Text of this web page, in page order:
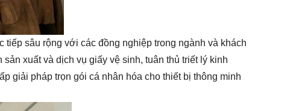
sâu rộng với các đồng nghiệp trong ngành và khách
xuất và dịch vụ giấy vệ sinh, tuân thủ triết lý kinh
giải pháp trọn gói cá nhân hóa cho thiết bị thông minh